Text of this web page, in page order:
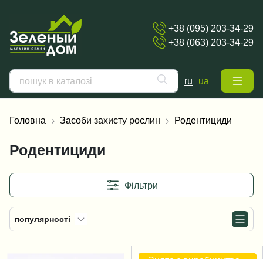
+38 (095) 203-34-29
+38 (063) 203-34-29
ru ua
Головна Засоби захисту рослин Родентициди
Родентициди
Фільтри
популярності